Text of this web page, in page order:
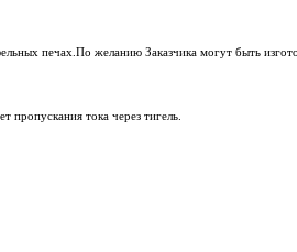
печах.По желанию Заказчика могут быть
пропускания тока через тигель.